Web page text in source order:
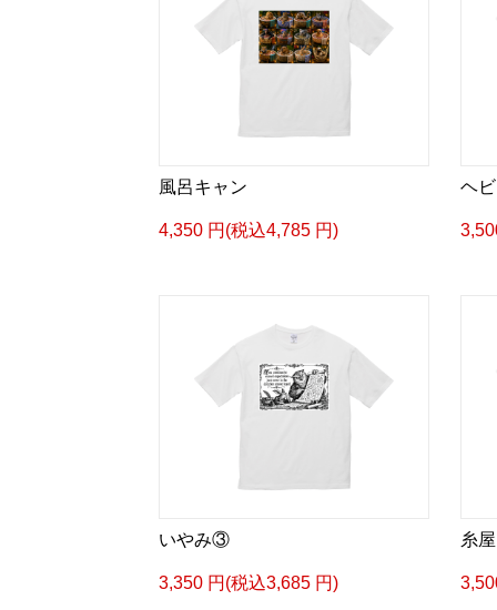
風呂キャン
4,350 円(税込4,785 円)
ヘ
いやみ③
3,350 円(税込3,685 円)
糸